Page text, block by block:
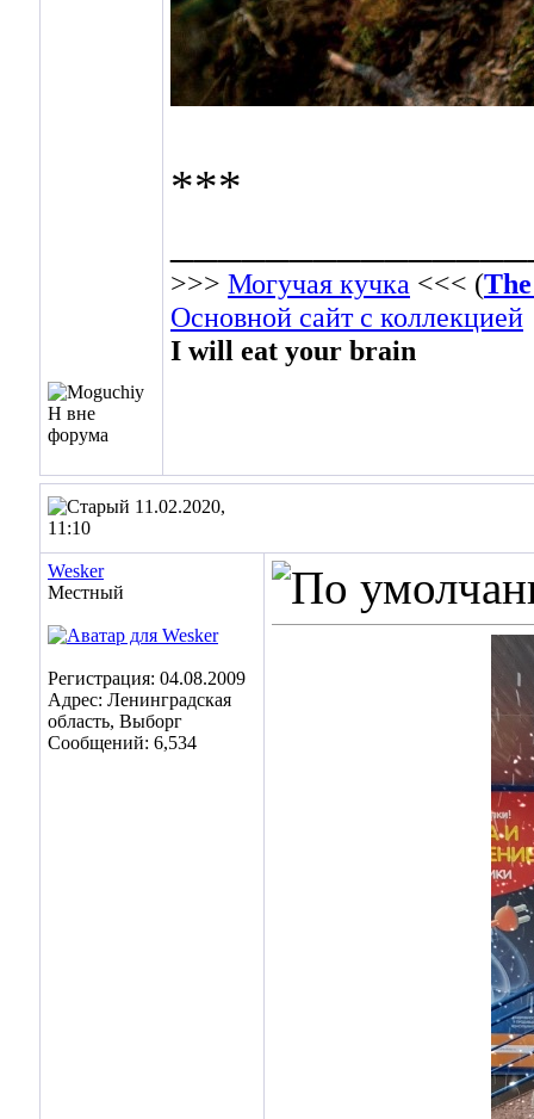
***
>>> Могучая кучка <<< (
Основной сайт с коллекцией
I will eat your brain
11.02.2020,
11:10
Wesker
Местный
Регистрация: 04.08.2009
Адрес: Ленинградская
область, Выборг
Сообщений: 6,534